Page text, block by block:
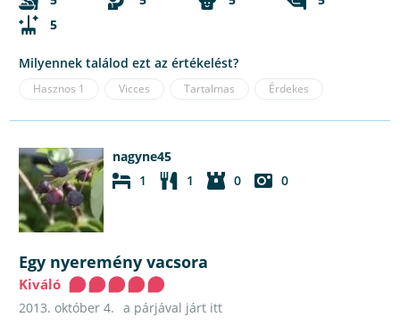
5
Milyennek találod ezt az értékelést?
Hasznos 1 Vicces Tartalmas Érdekes
nagyne45
1
1 0 0
Egy nyeremény vacsora
Kiváló
2013. október 4. a párjával járt itt